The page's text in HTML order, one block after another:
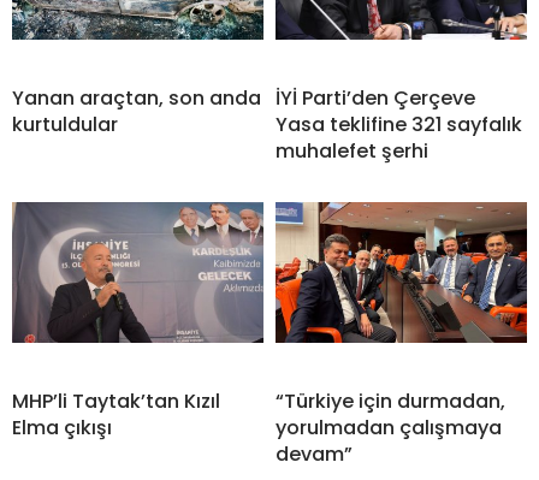
Yanan araçtan, son anda
kurtuldular
İYİ Parti’den Çerçeve
Yasa teklifine 321 sayfalık
muhalefet şerhi
MHP’li Taytak’tan Kızıl
Elma çıkışı
“Türkiye için durmadan,
yorulmadan çalışmaya
devam”